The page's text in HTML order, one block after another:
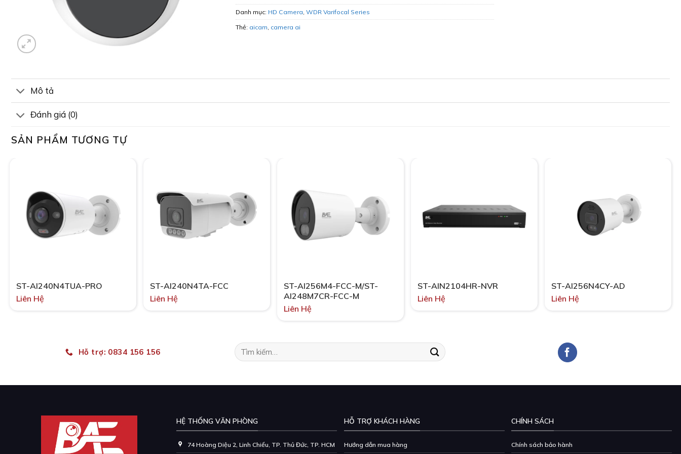
Danh mục: HD Camera ,WDR Varifocal Series
Thẻ: aicam camera ai
Mô tả
Đánh giá (0)
SẢN PHẨM TƯƠNG TỰ
ST-AI240N4TUA-PRO
Liên Hệ
ST-AI240N4TA-FCC
Liên Hệ
ST-AI256M4-FCC-M/ST-
AI248M7CR-FCC-M
Liên Hệ
ST-AIN2104HR-NVR
Liên Hệ
ST-AI256N4CY-AD
Liên Hệ
Hỗ trợ: 0834 156 156
Tìm
kiếm:
HỆ THỐNG VĂN PHÒNG
74 Hoàng Diệu 2, Linh Chiểu, TP. Thủ Đức, TP. HCM
HỖ TRỢ KHÁCH HÀNG
Hướng dẫn mua hàng
CHÍNH SÁCH
Chính sách bảo hành